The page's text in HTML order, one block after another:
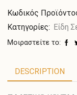
Κωδικός
Κατηγορίες: Είδη
Μοιραστείτε το:
DESCRIPTION